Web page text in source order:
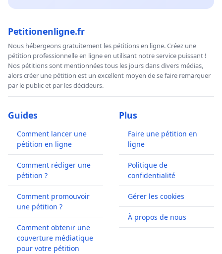
Petitionenligne.fr
Nous hébergeons gratuitement les pétitions en ligne. Créez une
pétition professionnelle en ligne en utilisant notre service puissant !
Nos pétitions sont mentionnées tous les jours dans divers médias,
alors créer une pétition est un excellent moyen de se faire remarquer
par le public et par les décideurs.
Guides
Comment lancer une
pétition en ligne
Comment rédiger une
pétition ?
Comment promouvoir
une pétition ?
Comment obtenir une
couverture médiatique
pour votre pétition
Plus
Faire une pétition en
ligne
Politique de
confidentialité
Gérer les cookies
À propos de nous